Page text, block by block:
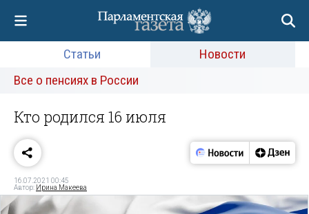
Статьи
Новости
Все о пенсиях в России
Кто родился 16 июля
16.07.2021 00:45
Автор: Ирина Макеева